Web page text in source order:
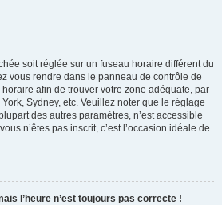
soit réglée sur un fuseau horaire différent du
vous rendre dans le panneau de contrôle de
horaire afin de trouver votre zone adéquate, par
Sydney, etc. Veuillez noter que le réglage
des autres paramètres, n’est accessible
n’êtes pas inscrit, c’est l’occasion idéale de
l’heure n’est toujours pas correcte !